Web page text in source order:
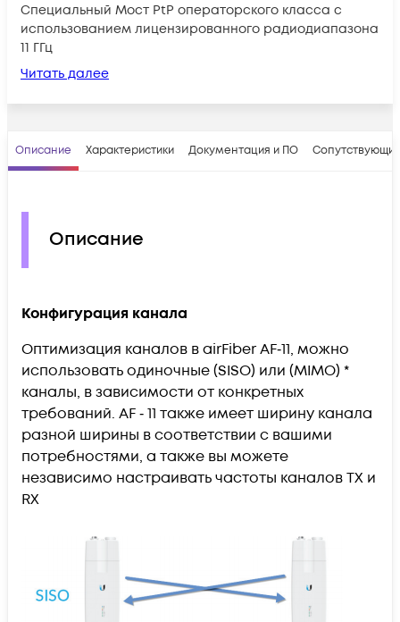
Специальный Мост PtP операторского класса с
использованием лицензированного радиодиапазона
11 ГГц
Читать далее
Описание Характеристики Документация и ПО
Описание
Конфигурация канала
Оптимизация каналов в airFiber AF‑11, можно
использовать одиночные (SISO) или (MIMO) *
каналы, в зависимости от конкретных
требований. AF ‑ 11 также имеет ширину канала
разной ширины в соответствии с вашими
потребностями, а также вы можете
независимо настраивать частоты каналов TX и
RX